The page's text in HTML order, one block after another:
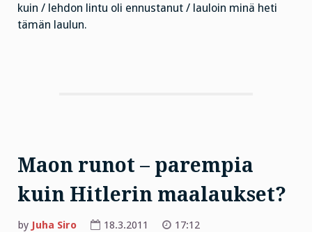
kuin / lehdon lintu oli ennustanut / lauloin minä heti
tämän laulun.
Maon runot – parempia
kuin Hitlerin maalaukset?
by Juha Siro 18.3.2011
17:12